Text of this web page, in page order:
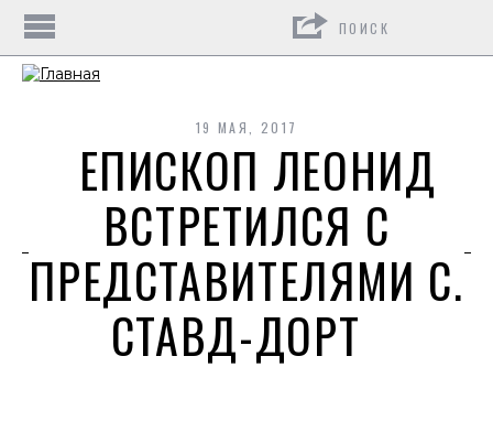
19 МАЯ, 2017
ЕПИСКОП ЛЕОНИД
ВСТРЕТИЛСЯ С
ПРЕДСТАВИТЕЛЯМИ С.
СТАВД-ДОРТ